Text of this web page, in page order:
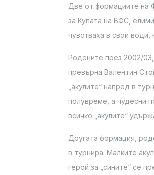
Две от формациите на
за Купата на БФС,
чувстваха в свои
Родените през 2002/
превърна Валентин
„акулите“ напред в
полувреме, а чудесни
всичко „акулите“
Другата формация,
в турнира. Малките
герой за „сините“ се